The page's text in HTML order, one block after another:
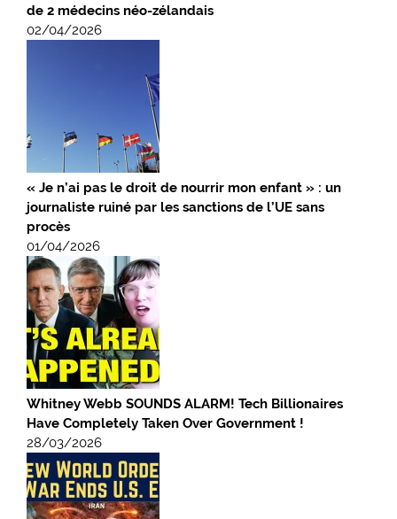
de 2 médecins néo-zélandais
02/04/2026
« Je n’ai pas le droit de nourrir mon enfant » : un
journaliste ruiné par les sanctions de l’UE sans
procès
01/04/2026
Whitney Webb SOUNDS ALARM! Tech Billionaires
Have Completely Taken Over Government !
28/03/2026